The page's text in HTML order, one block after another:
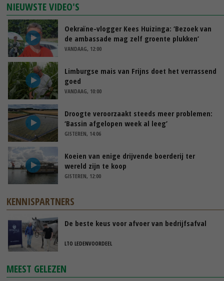
NIEUWSTE VIDEO'S
Oekraïne-vlogger Kees Huizinga: ‘Bezoek van
de ambassade mag zelf groente plukken’
VANDAAG, 12:00
Limburgse mais van Frijns doet het verrassend
goed
VANDAAG, 10:00
Droogte veroorzaakt steeds meer problemen:
‘Bassin afgelopen week al leeg’
GISTEREN, 14:06
Koeien van enige drijvende boerderij ter
wereld zijn te koop
GISTEREN, 12:00
KENNISPARTNERS
De beste keus voor afvoer van bedrijfsafval
LTO LEDENVOORDEEL
MEEST GELEZEN